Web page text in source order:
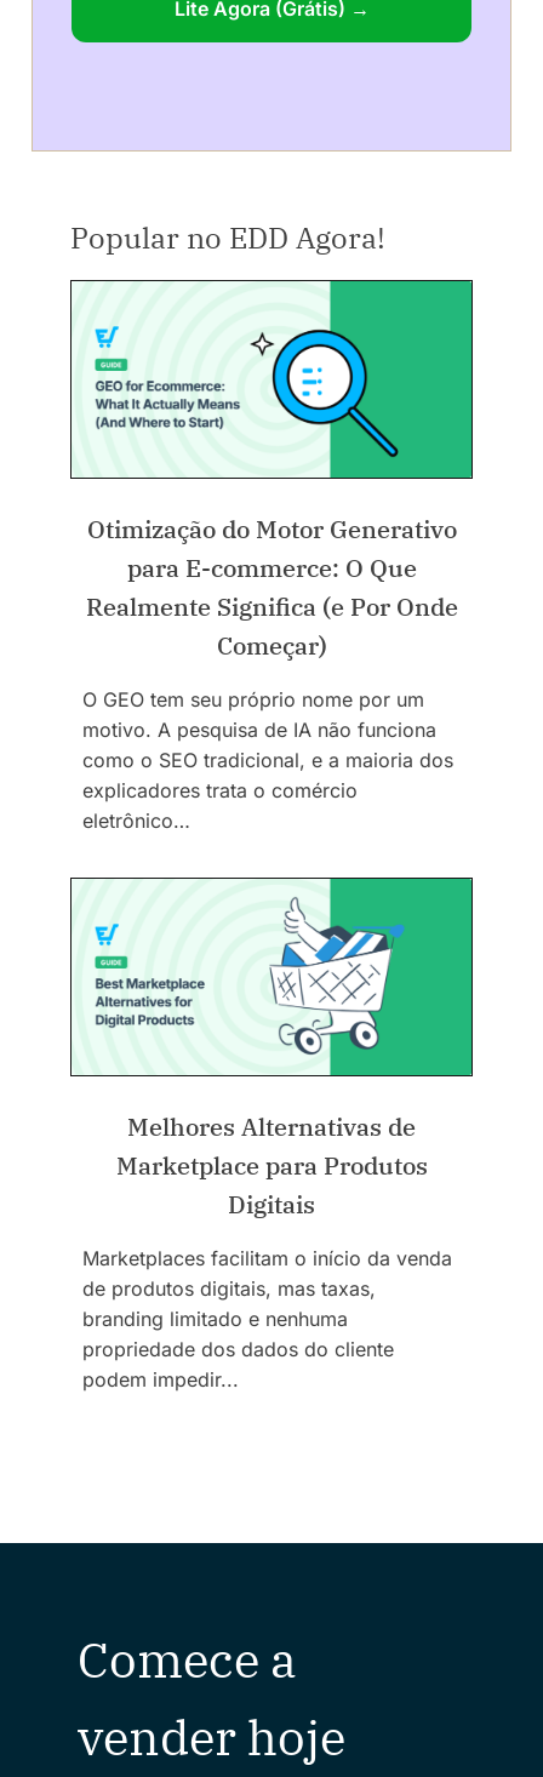
Lite Agora (Grátis) →
Popular no EDD Agora!
Otimização do Motor Generativo
para E-commerce: O Que
Realmente Significa (e Por Onde
Começar)
O GEO tem seu próprio nome por um
motivo. A pesquisa de IA não funciona
como o SEO tradicional, e a maioria dos
explicadores trata o comércio
eletrônico…
Melhores Alternativas de
Marketplace para Produtos
Digitais
Marketplaces facilitam o início da venda
de produtos digitais, mas taxas,
branding limitado e nenhuma
propriedade dos dados do cliente
podem impedir...
Comece a
vender hoje